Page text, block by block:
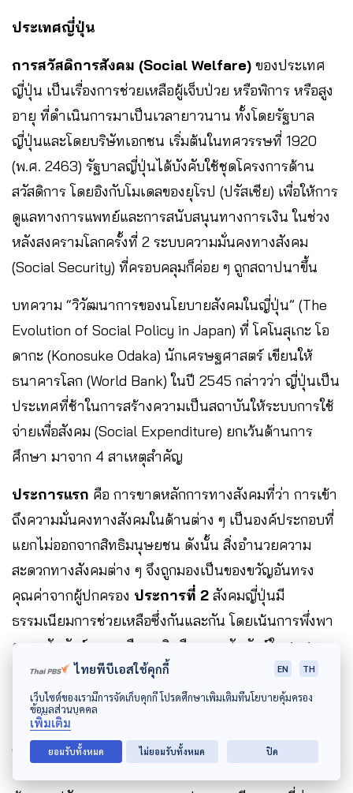
ประเทศญี่ปุ่น
การสวัสดิการสังคม (Social Welfare) ของประเทศ
ญี่ปุ่น เป็นเรื่องการช่วยเหลือผู้เจ็บป่วย หรือพิการ หรือสูง
อายุ ที่ดำเนินการมาเป็นเวลายาวนาน ทั้งโดยรัฐบาล
ญี่ปุ่นและโดยบริษัทเอกชน เริ่มต้นในทศวรรษที่ 1920
(พ.ศ. 2463) รัฐบาลญี่ปุ่นได้บังคับใช้ชุดโครงการด้าน
สวัสดิการ โดยอิงกับโมเดลของยุโรป (ปรัสเซีย) เพื่อให้การ
ดูแลทางการแพทย์และการสนับสนุนทางการเงิน ในช่วง
หลังสงครามโลกครั้งที่ 2 ระบบความมั่นคงทางสังคม
(Social Security) ที่ครอบคลุมก็ค่อย ๆ ถูกสถาปนาขึ้น
บทความ “วิวัฒนาการของนโยบายสังคมในญี่ปุ่น” (The
Evolution of Social Policy in Japan) ที่ โคโนสุเกะ โอ
ดากะ (Konosuke Odaka) นักเศรษฐศาสตร์ เขียนให้
ธนาคารโลก (World Bank) ในปี 2545 กล่าวว่า ญี่ปุ่นเป็น
ประเทศที่ช้าในการสร้างความเป็นสถาบันให้ระบบการใช้
จ่ายเพื่อสังคม (Social Expenditure) ยกเว้นด้านการ
ศึกษา มาจาก 4 สาเหตุสำคัญ
ประการแรก คือ การขาดหลักการทางสังคมที่ว่า การเข้า
ถึงความมั่นคงทางสังคมในด้านต่าง ๆ เป็นองค์ประกอบที่
แยกไม่ออกจากสิทธิมนุษยชน ดังนั้น สิ่งอำนวยความ
สะดวกทางสังคมต่าง ๆ จึงถูกมองเป็นของขวัญอันทรง
คุณค่าจากผู้ปกครอง ประการที่ 2 สังคมญี่ปุ่นมี
ธรรมเนียมการช่วยเหลือซึ่งกันและกัน โดยเน้นการพึ่งพา
ความสัมพันธ์ทางเครือญาติหรือความสัมพันธ์ในชุมชน
อย่างแพร่หลายประการที่ 3
ภาคเอกชน โดยเฉพาะ
อย่างยิ่งในบรรษัทขนาดใหญ่ จัดโครงการสวัสดิการต่าง ๆ
อย่างใจกว้าง จนตอบสนองความต้องการต่าง ๆ ของ
ลูกจ้างได้หมด และ ประการสุดท้าย อุดมการณ์ที่โน้ม
ไทยพีบีเอสใช้คุกกี้ EN TH
เว็บไซต์ของเรามีการจัดเก็บคุกกี้ โปรดศึกษาเพิ่มเติมที่นโยบายคุ้มครอง
ข้อมูลส่วนบุคคล
เพิ่มเติม
ยอมรับทั้งหมด ไม่ยอมรับทั้งหมด ปิด